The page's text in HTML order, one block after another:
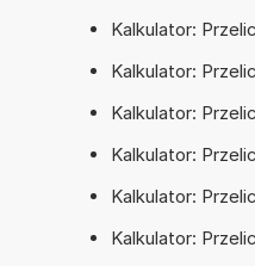
Kalkulator:
Kalkulator:
Kalkulator:
Kalkulator:
Kalkulator:
Kalkulator: